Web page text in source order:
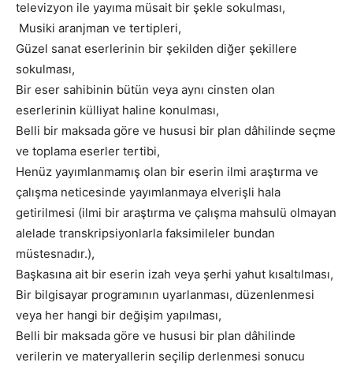
televizyon ile yayıma müsait bir şekle sokulması,
Musiki aranjman ve tertipleri,
Güzel sanat eserlerinin bir şekilden diğer şekillere
sokulması,
Bir eser sahibinin bütün veya aynı cinsten olan
eserlerinin külliyat haline konulması,
Belli bir maksada göre ve hususi bir plan dâhilinde seçme
ve toplama eserler tertibi,
Henüz yayımlanmamış olan bir eserin ilmi araştırma ve
çalışma neticesinde yayımlanmaya elverişli hala
getirilmesi (ilmi bir araştırma ve çalışma mahsulü olmayan
alelade transkripsiyonlarla faksimileler bundan
müstesnadır.),
Başkasına ait bir eserin izah veya şerhi yahut kısaltılması,
Bir bilgisayar programının uyarlanması, düzenlenmesi
veya her hangi bir değişim yapılması,
Belli bir maksada göre ve hususi bir plan dâhilinde
verilerin ve materyallerin seçilip derlenmesi sonucu